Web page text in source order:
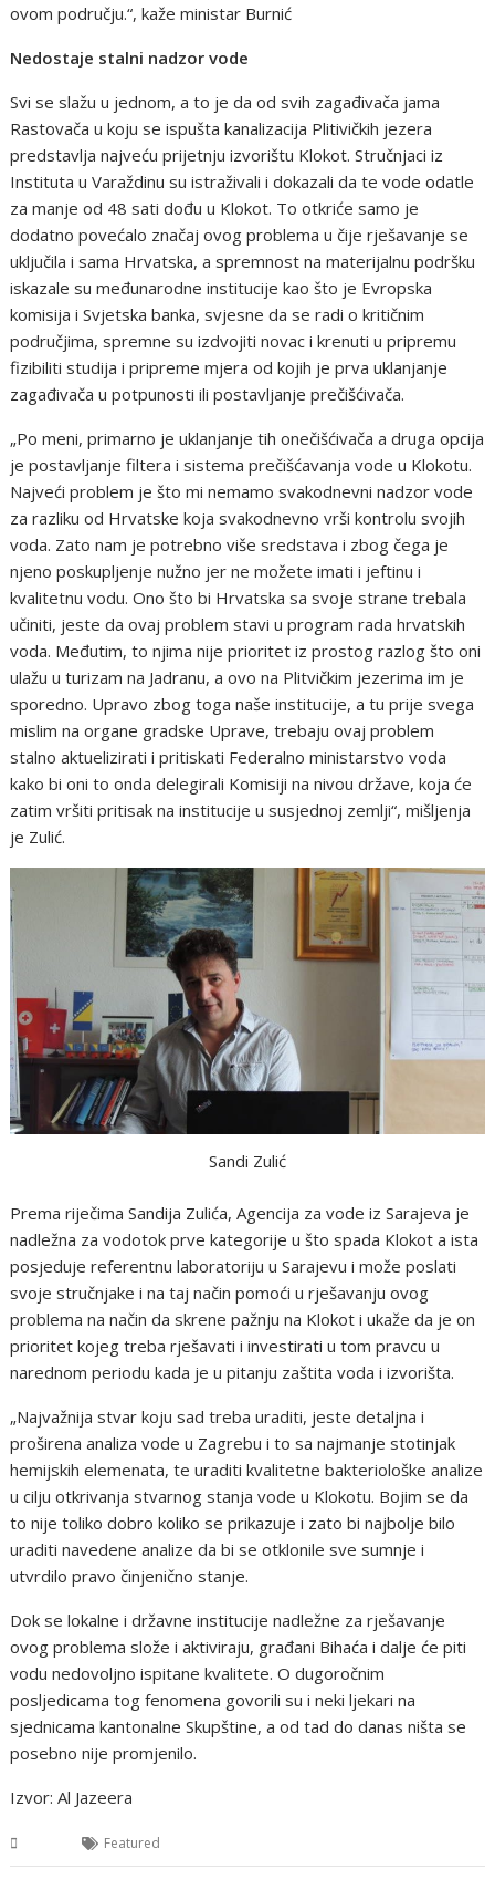
ovom području.“, kaže ministar Burnić
Nedostaje stalni nadzor vode
Svi se slažu u jednom, a to je da od svih zagađivača jama
Rastovača u koju se ispušta kanalizacija Plitivičkih jezera
predstavlja najveću prijetnju izvorištu Klokot. Stručnjaci iz
Instituta u Varaždinu su istraživali i dokazali da te vode odatle
za manje od 48 sati dođu u Klokot. To otkriće samo je
dodatno povećalo značaj ovog problema u čije rješavanje se
uključila i sama Hrvatska, a spremnost na materijalnu podršku
iskazale su međunarodne institucije kao što je Evropska
komisija i Svjetska banka, svjesne da se radi o kritičnim
područjima, spremne su izdvojiti novac i krenuti u pripremu
fizibiliti studija i pripreme mjera od kojih je prva uklanjanje
zagađivača u potpunosti ili postavljanje prečišćivača.
„Po meni, primarno je uklanjanje tih onečišćivača a druga opcija
je postavljanje filtera i sistema prečišćavanja vode u Klokotu.
Najveći problem je što mi nemamo svakodnevni nadzor vode
za razliku od Hrvatske koja svakodnevno vrši kontrolu svojih
voda. Zato nam je potrebno više sredstava i zbog čega je
njeno poskupljenje nužno jer ne možete imati i jeftinu i
kvalitetnu vodu. Ono što bi Hrvatska sa svoje strane trebala
učiniti, jeste da ovaj problem stavi u program rada hrvatskih
voda. Međutim, to njima nije prioritet iz prostog razlog što oni
ulažu u turizam na Jadranu, a ovo na Plitvičkim jezerima im je
sporedno. Upravo zbog toga naše institucije, a tu prije svega
mislim na organe gradske Uprave, trebaju ovaj problem
stalno aktuelizirati i pritiskati Federalno ministarstvo voda
kako bi oni to onda delegirali Komisiji na nivou države, koja će
zatim vršiti pritisak na institucije u susjednoj zemlji“, mišljenja
je Zulić.
Sandi Zulić
Prema riječima Sandija Zulića, Agencija za vode iz Sarajeva je
nadležna za vodotok prve kategorije u što spada Klokot a ista
posjeduje referentnu laboratoriju u Sarajevu i može poslati
svoje stručnjake i na taj način pomoći u rješavanju ovog
problema na način da skrene pažnju na Klokot i ukaže da je on
prioritet kojeg treba rješavati i investirati u tom pravcu u
narednom periodu kada je u pitanju zaštita voda i izvorišta.
„Najvažnija stvar koju sad treba uraditi, jeste detaljna i
proširena analiza vode u Zagrebu i to sa najmanje stotinjak
hemijskih elemenata, te uraditi kvalitetne bakteriološke analize
u cilju otkrivanja stvarnog stanja vode u Klokotu. Bojim se da
to nije toliko dobro koliko se prikazuje i zato bi najbolje bilo
uraditi navedene analize da bi se otklonile sve sumnje i
utvrdilo pravo činjenično stanje.
Dok se lokalne i državne institucije nadležne za rješavanje
ovog problema slože i aktiviraju, građani Bihaća i dalje će piti
vodu nedovoljno ispitane kvalitete. O dugoročnim
posljedicama tog fenomena govorili su i neki ljekari na
sjednicama kantonalne Skupštine, a od tad do danas ništa se
posebno nije promjenilo.
Izvor: Al Jazeera
Featured